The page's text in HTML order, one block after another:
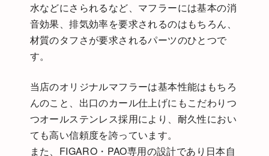
水などにさられるなど、マフラーには基本の消
音効果、排気効率を要求されるのはもちろん、
材質のタフさが要求されるパーツのひとつで
す。
当店のオリジナルマフラーは基本性能はもちろ
んのこと、出口のカール仕上げにもこだわりつ
つオールステンレス採用により、耐久性におい
ても高い信頼度を誇っています。
また、FIGARO・PAO専用の設計であり日本自